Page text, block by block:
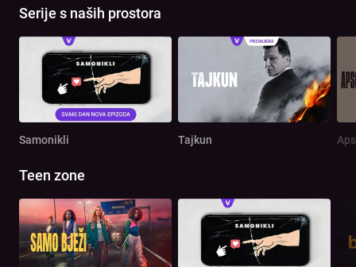
Serije s naših prostora
Samonikli Tajkun
Teen zone